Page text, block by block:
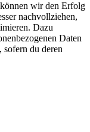
wir den Erfolg
nachvollziehen,
Dazu
Daten
sofern du deren